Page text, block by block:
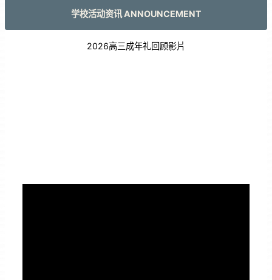
学校活动资讯 ANNOUNCEMENT
2026高三成年礼回顾影片